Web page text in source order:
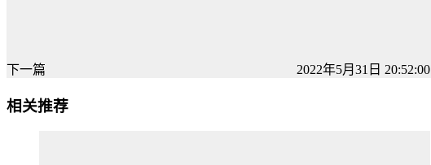
下一篇 2022年5月31日 20:52:00
相关推荐